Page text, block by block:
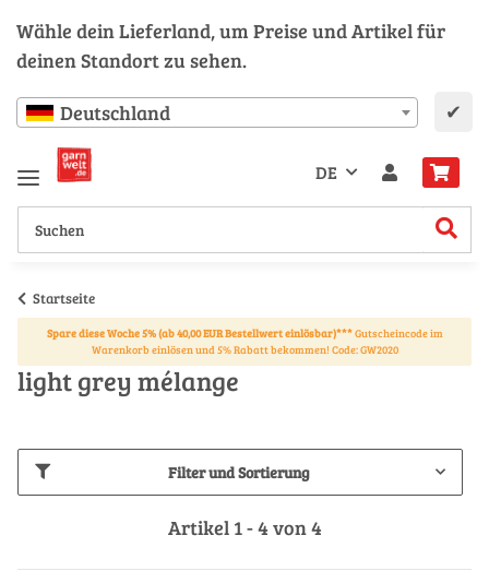
Wähle dein Lieferland, um Preise und Artikel für
deinen Standort zu sehen.
Deutschland ✔
DE
Startseite
Spare diese Woche 5% (ab 40,00 EUR Bestellwert einlösbar)***Gutscheincode im
Warenkorb einlösen und 5% Rabatt bekommen! Code: GW2020
light grey mélange
Filter und Sortierung
Artikel 1 - 4 von 4